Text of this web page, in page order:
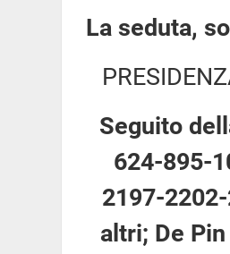
La seduta,
Seguito
624-895-
2197-
altri; De